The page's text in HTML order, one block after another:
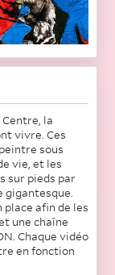
la
vivre. Ces
sous
vie, et les
sur pieds par
gigantesque.
afin de les
une chaîne
Chaque vidéo
en fonction